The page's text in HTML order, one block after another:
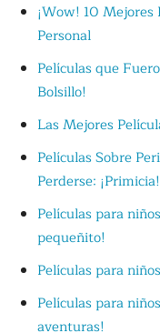
¡Wow! 10 Mejores
Personal
Películas que
Bolsillo!
Las Mejores
Películas Sobre
Perderse: ¡Primicia!
Películas para
pequeñito!
Películas para
Películas para
aventuras!